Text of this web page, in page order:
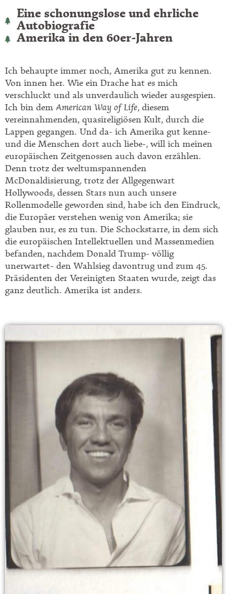
Eine schonungslose und ehrliche
Autobiografie
Amerika in den 60er-Jahren
Ich behaupte immer noch, Amerika gut zu kennen.
Von innen her. Wie ein Drache hat es mich
verschluckt und als unverdaulich wieder ausgespien.
Ich bin dem American Way of Life, diesem
vereinnahmenden, quasireligiösen Kult, durch die
Lappen gegangen. Und da- ich Amerika gut kenne-
und die Menschen dort auch liebe-, will ich meinen
europäischen Zeitgenossen auch davon erzählen.
Denn trotz der weltumspannenden
McDonaldisierung, trotz der Allgegenwart
Hollywoods, dessen Stars nun auch unsere
Rollenmodelle geworden sind, habe ich den Eindruck,
die Europäer verstehen wenig von Amerika; sie
glauben nur, es zu tun. Die Schockstarre, in dem sich
die europäischen Intellektuellen und Massenmedien
befanden, nachdem Donald Trump- völlig
unerwartet- den Wahlsieg davontrug und zum 45.
Präsidenten der Vereinigten Staaten wurde, zeigt das
ganz deutlich. Amerika ist anders.